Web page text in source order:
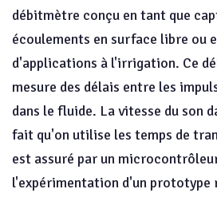
débitmètre conçu en tant que
écoulements en surface libre ou
d'applications à l'irrigation. Ce
mesure des délais entre les
dans le fluide. La vitesse du son
fait qu'on utilise les temps de
est assuré par un
l'expérimentation d'un prototype